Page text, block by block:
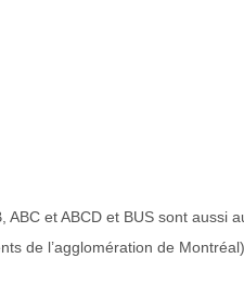
et ABCD et BUS sont aussi
de l’agglomération de Montréal).